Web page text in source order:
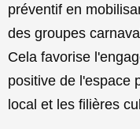
préventif en
des groupes
Cela favorise
positive de l'espace
local et les filières